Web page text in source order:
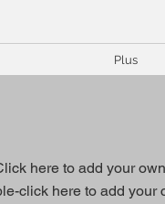
Plus
here to add your
click here to add your